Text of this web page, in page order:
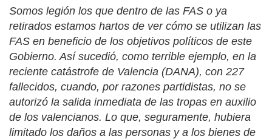
Somos legión los que dentro de las FAS o ya
retirados estamos hartos de ver cómo se utilizan las
FAS en beneficio de los objetivos políticos de este
Gobierno. Así sucedió, como terrible ejemplo, en la
reciente catástrofe de Valencia (DANA), con 227
fallecidos, cuando, por razones partidistas, no se
autorizó la salida inmediata de las tropas en auxilio
de los valencianos. Lo que, seguramente, hubiera
limitado los daños a las personas y a los bienes de